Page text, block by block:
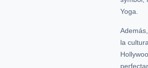
Yoga.
la